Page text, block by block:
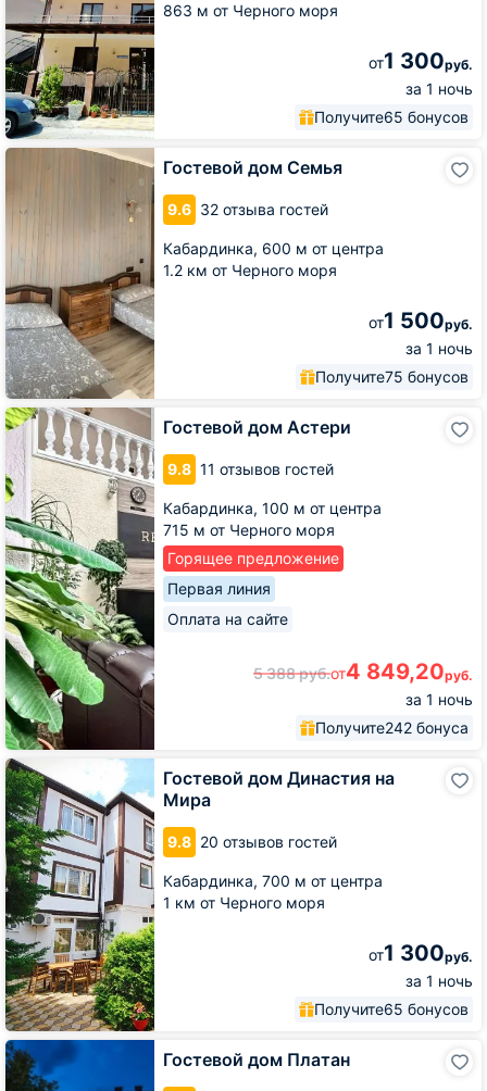
863 м от Черного моря
от1 300руб.
за 1 ночь
Получите65 бонусов
Гостевой дом Семья
9.6 32 отзыва гостей
Кабардинка, 600 м от центра
1.2 км от Черного моря
от1 500руб.
за 1 ночь
Получите75 бонусов
Гостевой
Гостевой дом Астери
9.8 11 отзывов гостей
Кабардинка, 100 м от центра
715 м от Черного моря
Горящее предложение
Первая линия
Оплата на сайте
5 388руб.от4 849,20руб.
за 1 ночь
Получите242 бонуса
Гостевой
дом
Астери
Гостевой дом Династия на
Мира
9.8 20 отзывов гостей
Кабардинка, 700 м от центра
1 км от Черного моря
от1 300руб.
за 1 ночь
Получите65 бонусов
Гостевой
дом
Династия
на
Мира
Гостевой дом Платан
Гостевой
дом
Платан